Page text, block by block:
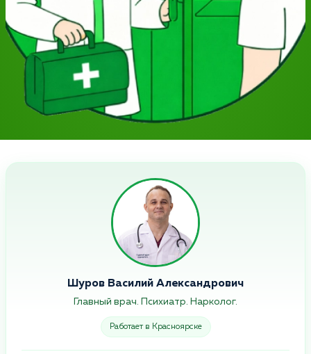
Шуров Василий Александрович
Главный врач. Психиатр. Нарколог.
Работает в Красноярске